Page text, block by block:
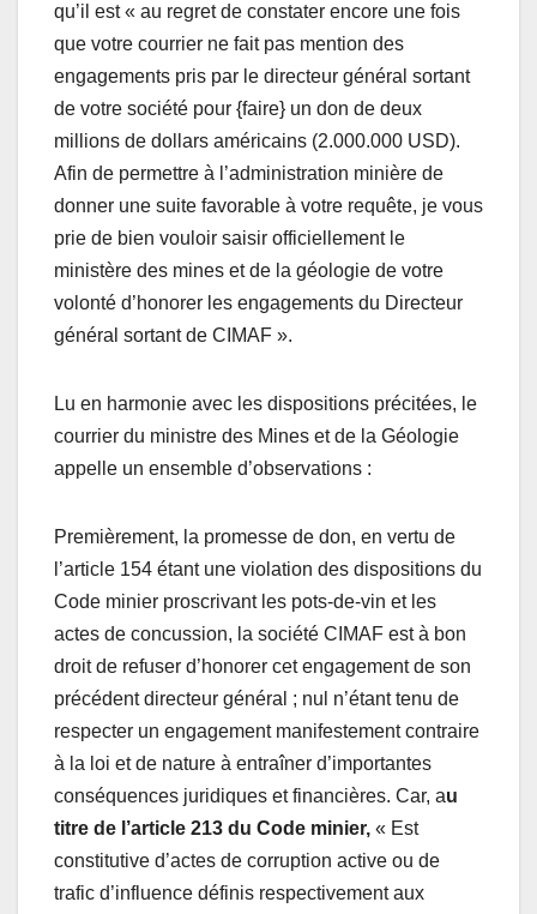
qu’il est « au regret de constater encore une fois
que votre courrier ne fait pas mention des
engagements pris par le directeur général sortant
de votre société pour {faire} un don de deux
millions de dollars américains (2.000.000 USD).
Afin de permettre à l’administration minière de
donner une suite favorable à votre requête, je vous
prie de bien vouloir saisir officiellement le
ministère des mines et de la géologie de votre
volonté d’honorer les engagements du Directeur
général sortant de CIMAF ».
Lu en harmonie avec les dispositions précitées, le
courrier du ministre des Mines et de la Géologie
appelle un ensemble d’observations :
Premièrement, la promesse de don, en vertu de
l’article 154 étant une violation des dispositions du
Code minier proscrivant les pots-de-vin et les
actes de concussion, la société CIMAF est à bon
droit de refuser d’honorer cet engagement de son
précédent directeur général ; nul n’étant tenu de
respecter un engagement manifestement contraire
à la loi et de nature à entraîner d’importantes
conséquences juridiques et financières. Car, au
titre de l’article 213 du Code minier, « Est
constitutive d’actes de corruption active ou de
trafic d’influence définis respectivement aux